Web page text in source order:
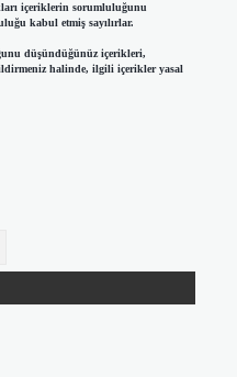
içeriklerin sorumluluğunu
kabul etmiş sayılırlar.
düşündüğünüz içerikleri,
halinde, ilgili içerikler yasal